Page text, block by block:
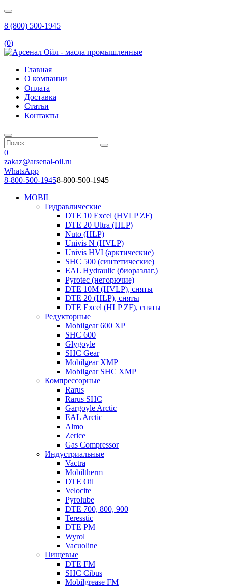
8 (800) 500-1945
(0)
Главная
О компании
Оплата
Доставка
Статьи
Контакты
0
zakaz@arsenal-oil.ru
WhatsApp
8-800-500-19458-800-500-1945
MOBIL
Гидравлические
DTE 10 Excel (HVLP ZF)
DTE 20 Ultra (HLP)
Nuto (HLP)
Univis N (HVLP)
Univis HVI (арктические)
SHC 500 (синтетические)
EAL Hydraulic (биоразлаг.)
Pyrotec (негорючие)
DTE 10M (HVLP), сняты
DTE 20 (HLP), сняты
DTE Excel (HLP ZF), сняты
Редукторные
Mobilgear 600 XP
SHC 600
Glygoyle
SHC Gear
Mobilgear XMP
Mobilgear SHC XMP
Компрессорные
Rarus
Rarus SHC
Gargoyle Arctic
EAL Arctic
Almo
Zerice
Gas Compressor
Индустриальные
Vactra
Mobiltherm
DTE Oil
Velocite
Pyrolube
DTE 700, 800, 900
Teresstic
DTE PM
Wyrol
Vacuoline
Пищевые
DTE FM
SHC Cibus
Mobilgrease FM